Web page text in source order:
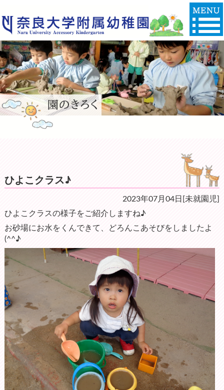
ひよこクラス♪
2023年07月04日[未就園児]
ひよこクラスの様子をご紹介しますね♪
お砂場にお水をくんできて、どろんこあそびをしましたよ
(^^♪